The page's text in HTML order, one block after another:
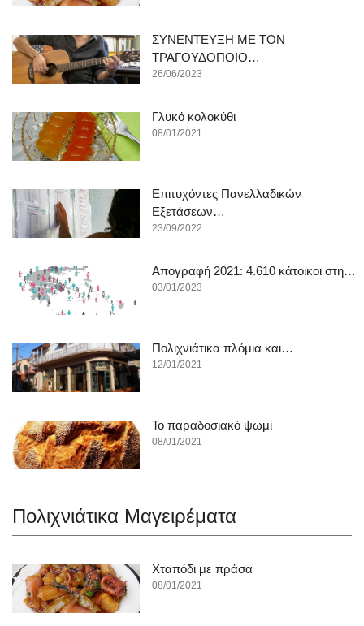
ΣΥΝΕΝΤΕΥΞΗ ΜΕ ΤΟΝ
ΤΡΑΓΟΥΔΟΠΟΙΟ…
26/06/2023
Γλυκό κολοκύθι
08/01/2021
Επιτυχόντες Πανελλαδικών
Εξετάσεων…
23/09/2022
Απογραφή 2021: 4.610 κάτοικοι στη…
03/01/2023
Πολιχνιάτικα πλόμια και…
12/01/2021
To παραδοσιακό ψωμί
08/01/2021
Πολιχνιάτικα Mαγειρέματα
Χταπόδι με πράσα
08/01/2021